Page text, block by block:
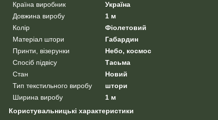
Країна виробник
Україна
Довжина виробу
1 м
Колір
Фіолетовий
Матеріал штори
Габардин
Принти, візерунки
Небо, космос
Спосіб підвісу
Тасьма
Стан
Новий
Тип текстильного виробу
штори
Ширина виробу
1 м
Користувальницькі характеристики